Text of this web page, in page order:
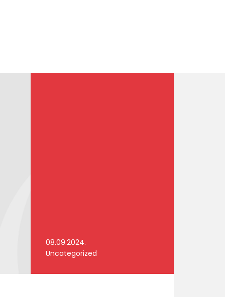
08.09.2024.
Uncategorized